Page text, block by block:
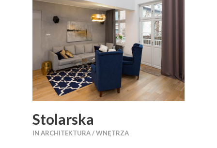
Stolarska
IN ARCHITEKTURA / WNĘTRZA